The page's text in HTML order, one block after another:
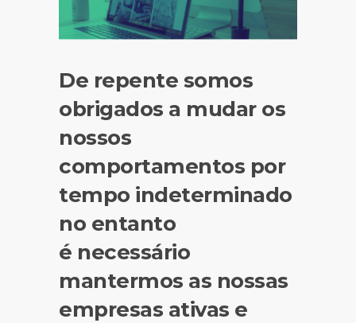
De repente somos
obrigados a mudar os
nossos
comportamentos por
tempo indeterminado
no entanto
é necessário
mantermos as nossas
empresas ativas e